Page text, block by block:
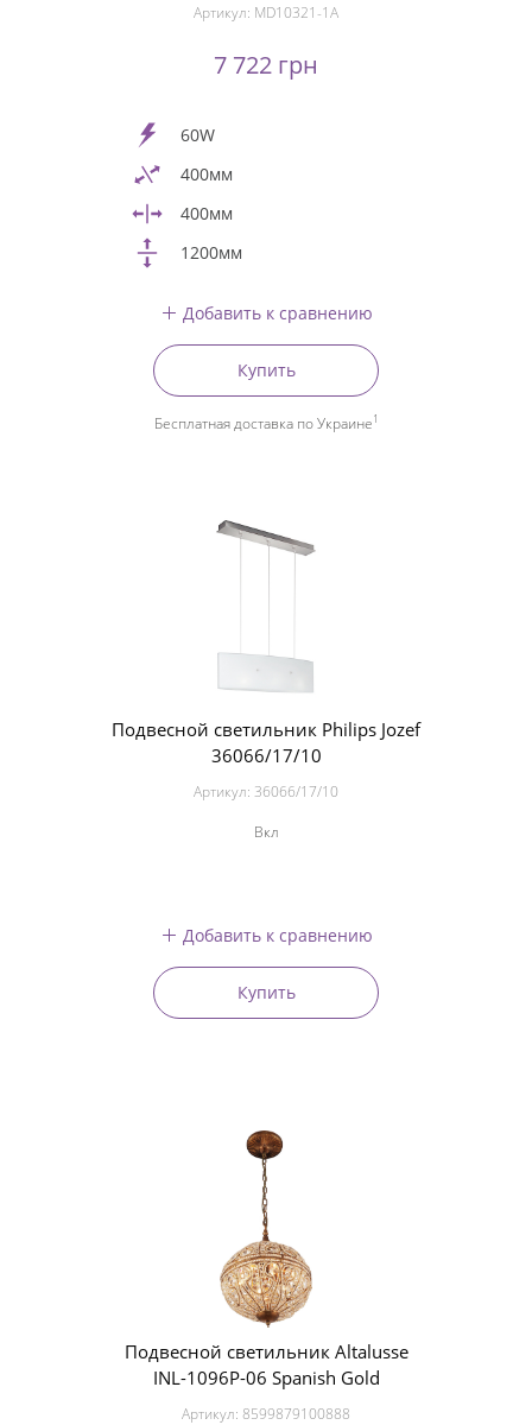
Артикул: MD10321-1A
7 722 грн
60W
400мм
400мм
1200мм
Добавить к сравнению
Купить
Бесплатная доставка по Украине1
Подвесной светильник Philips Jozef
36066/17/10
Артикул: 36066/17/10
Вкл
Добавить к сравнению
Купить
Подвесной светильник Altalusse
INL-1096P-06 Spanish Gold
Артикул: 8599879100888